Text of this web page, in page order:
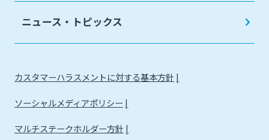
ニュース・トピックス
カスタマーハラスメントに対する基本方針
ソーシャルメディアポリシー
マルチステークホルダー方針